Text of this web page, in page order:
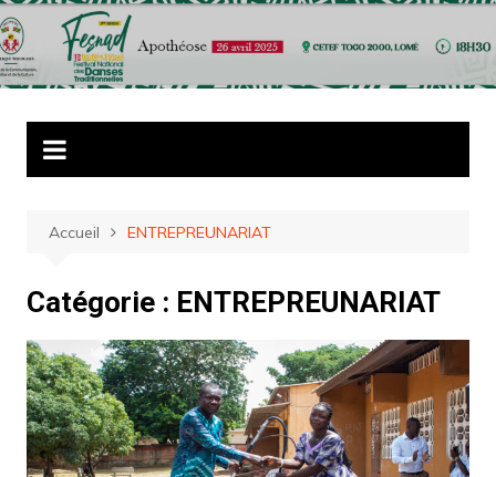
Aller
au
contenu
Accueil ENTREPREUNARIAT
Catégorie : ENTREPREUNARIAT